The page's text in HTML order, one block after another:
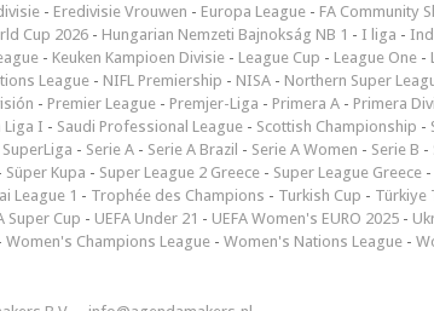
- Eredivisie Vrouwen - Europa League - FA Community
Cup 2026 - Hungarian Nemzeti Bajnokság NB 1 - I liga -
- Keuken Kampioen Divisie - League Cup - League One -
League - NIFL Premiership - NISA - Northern Super
- Premier League - Premjer-Liga - Primera A - Primera
Liga I - Saudi Professional League - Scottish Championship -
- Serie A - Serie A Brazil - Serie A Women - Serie B -
Süper Kupa - Super League 2 Greece - Super League Greece -
League 1 - Trophée des Champions - Turkish Cup - Türkiye
Super Cup - UEFA Under 21 - UEFA Women's EURO 2025 -
Women's Champions League - Women's Nations League -